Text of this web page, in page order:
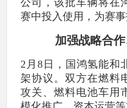
公司，该批车辆将在
赛中投入使用，为赛事
加强战略合
2月8日，国鸿氢能和
架协议。双方在燃料
攻关、燃料电池车用